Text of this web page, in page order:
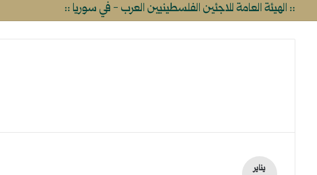
:: الهيئة العامة للاجئين الفلسطينيين العرب - في سوريا ::
يناير